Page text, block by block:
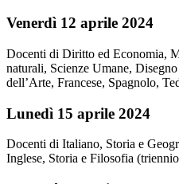
Venerdì 12 aprile 2024
Docenti di Diritto ed Economia,
naturali, Scienze Umane,
dell’Arte, Francese, Spagnolo,
Lunedì 15 aprile 2024
Docenti di Italiano, Storia e
Inglese, Storia e Filosofia